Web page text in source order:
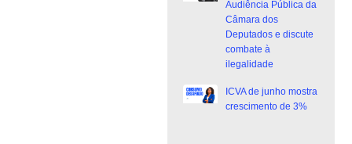
Audiência Pública da
Câmara dos
Deputados e discute
combate à
ilegalidade
ICVA de junho mostra
crescimento de 3%